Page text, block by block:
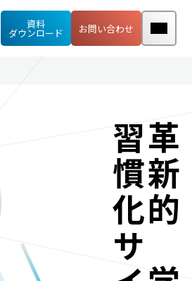
資料
ダウンロード お問い合わせ